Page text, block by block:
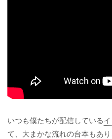
いつも僕たちが配信している
て、大まかな流れの台本もあ